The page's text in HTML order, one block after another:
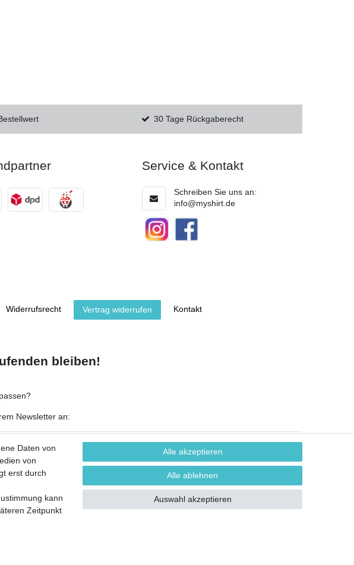
30 Tage Rückgaberecht
Service & Kontakt
Schreiben Sie uns an:
info@myshirt.de
Widerrufs­recht Vertrag widerrufen Kontakt
bleiben!
Newsletter an:
widerrufen kann.**
Daten von
von
erst durch
kann
Zeitpunkt
Alle akzeptieren
Alle ablehnen
Auswahl akzeptieren